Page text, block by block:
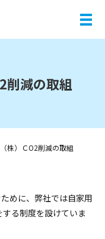
メ
削減の取組
株）ＣO2削減の取組
めに、弊社では自家用
る制度を設けていま